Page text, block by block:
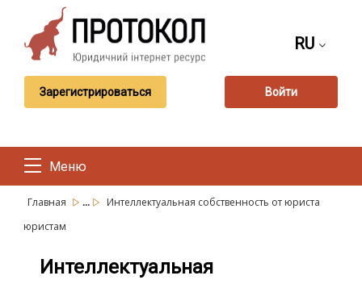
RU
Зарегистрироваться Войти
Меню
Главная ...
Интеллектуальная собственность от юриста
юристам
Интеллектуальная